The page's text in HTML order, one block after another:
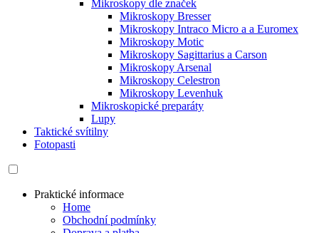
Mikroskopy dle značek
Mikroskopy Bresser
Mikroskopy Intraco Micro a a Euromex
Mikroskopy Motic
Mikroskopy Sagittarius a Carson
Mikroskopy Arsenal
Mikroskopy Celestron
Mikroskopy Levenhuk
Mikroskopické preparáty
Lupy
Taktické svítilny
Fotopasti
Praktické informace
Home
Obchodní podmínky